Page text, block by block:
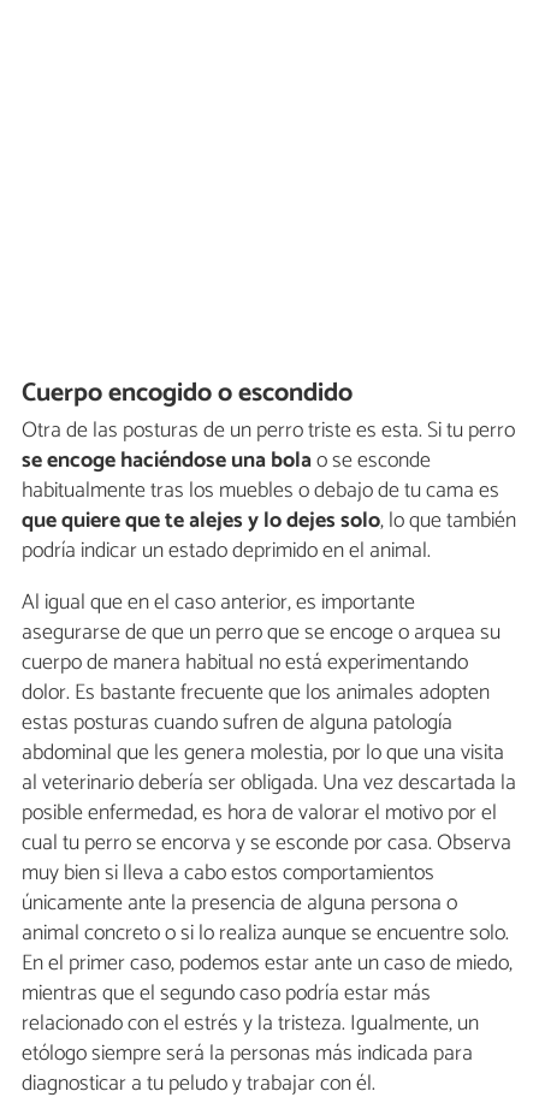
Cuerpo encogido o escondido
Otra de las posturas de un perro triste es esta. Si tu perro
se encoge haciéndose una bolao se esconde
habitualmente tras los muebles o debajo de tu cama es
que quiere que te alejes y lo dejes solo, lo que también
podría indicar un estado deprimido en el animal.
Al igual que en el caso anterior, es importante
asegurarse de que un perro que se encoge o arquea su
cuerpo de manera habitual no está experimentando
dolor. Es bastante frecuente que los animales adopten
estas posturas cuando sufren de alguna patología
abdominal que les genera molestia, por lo que una visita
al veterinario debería ser obligada. Una vez descartada la
posible enfermedad, es hora de valorar el motivo por el
cual tu perro se encorva y se esconde por casa. Observa
muy bien si lleva a cabo estos comportamientos
únicamente ante la presencia de alguna persona o
animal concreto o si lo realiza aunque se encuentre solo.
En el primer caso, podemos estar ante un caso de miedo,
mientras que el segundo caso podría estar más
relacionado con el estrés y la tristeza. Igualmente, un
etólogo siempre será la personas más indicada para
diagnosticar a tu peludo y trabajar con él.